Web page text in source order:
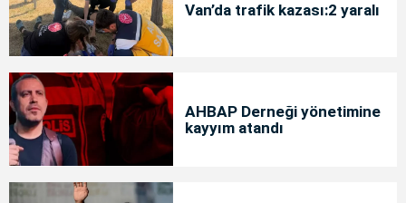
Van’da trafik kazası:2 yaralı
AHBAP Derneği yönetimine
kayyım atandı